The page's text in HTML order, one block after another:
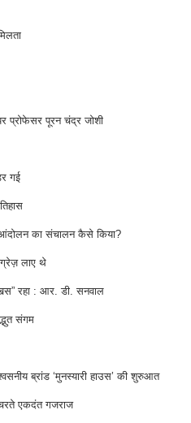
प्रोफेसर पूरन चंद्र जोशी
गई
का संचालन कैसे किया?
लाए थे
रहा : आर. डी. सनवाल
संगम
ब्रांड ‘मुनस्यारी हाउस’ की शुरुआत
एकदंत गजराज